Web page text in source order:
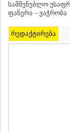
ᲙᲐᲮᲔᲗᲘ
ᲐᲮᲛᲔᲢᲐ
ᲒᲣᲠᲯᲐᲐᲜᲘ
ᲗᲔᲚᲐᲕᲘ
სამშენებლო
ფანერა – ვაჭრობა
რედაქტირება